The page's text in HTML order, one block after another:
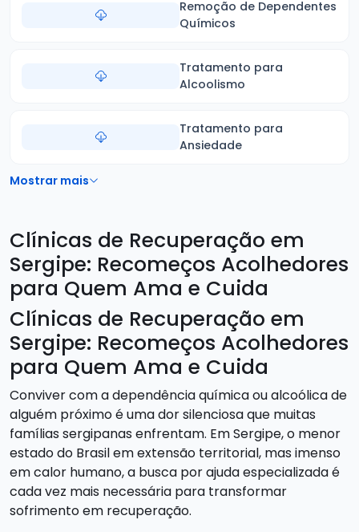
Remoção de Dependentes
Químicos
Tratamento para
Alcoolismo
Tratamento para
Ansiedade
Mostrar mais
Clínicas de Recuperação em
Sergipe: Recomeços Acolhedores
para Quem Ama e Cuida
Clínicas de Recuperação em
Sergipe: Recomeços Acolhedores
para Quem Ama e Cuida
Conviver com a dependência química ou alcoólica de
alguém próximo é uma dor silenciosa que muitas
famílias sergipanas enfrentam. Em Sergipe, o menor
estado do Brasil em extensão territorial, mas imenso
em calor humano, a busca por ajuda especializada é
cada vez mais necessária para transformar
sofrimento em recuperação.